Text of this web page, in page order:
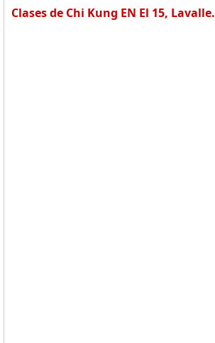
Clases de Chi Kung EN El 15, Lavalle.